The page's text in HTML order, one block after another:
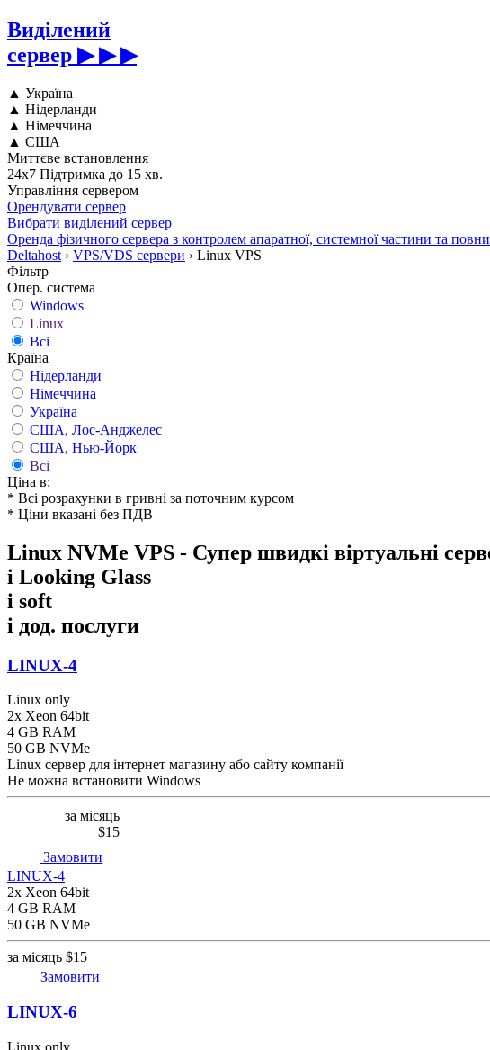
Виділений
сервер ▶ ▶ ▶
▲ Україна
▲ Нідерланди
▲ Німеччина
▲ США
Миттєве встановлення
24x7 Підтримка до 15 хв.
Управління сервером
Орендувати сервер
Вибрати виділений сервер
Оренда фізичного сервера з контролем апаратної, системної частини та
Deltahost › VPS/VDS сервери › Linux VPS
Фільтр
Опер. система
Windows
Linux
Всі
Країна
Нідерланди
Німеччина
Україна
США, Лос-Анджелес
США, Нью-Йорк
Всі
Ціна в:
* Всі розрахунки в гривні за поточним курсом
* Ціни вказані без ПДВ
Linux NVMe VPS - Супер швидкі віртуальні
i Looking Glass
i soft
i дод. послуги
LINUX-4
Linux only
2x Xeon 64bit
4 GB RAM
50 GB NVMe
Linux сервер для інтернет магазину або сайту компанії
Не можна встановити Windows
за місяць
$15
Замовити
LINUX-4
2x Xeon 64bit
4 GB RAM
50 GB NVMe
за місяць $15
Замовити
LINUX-6
Linux only